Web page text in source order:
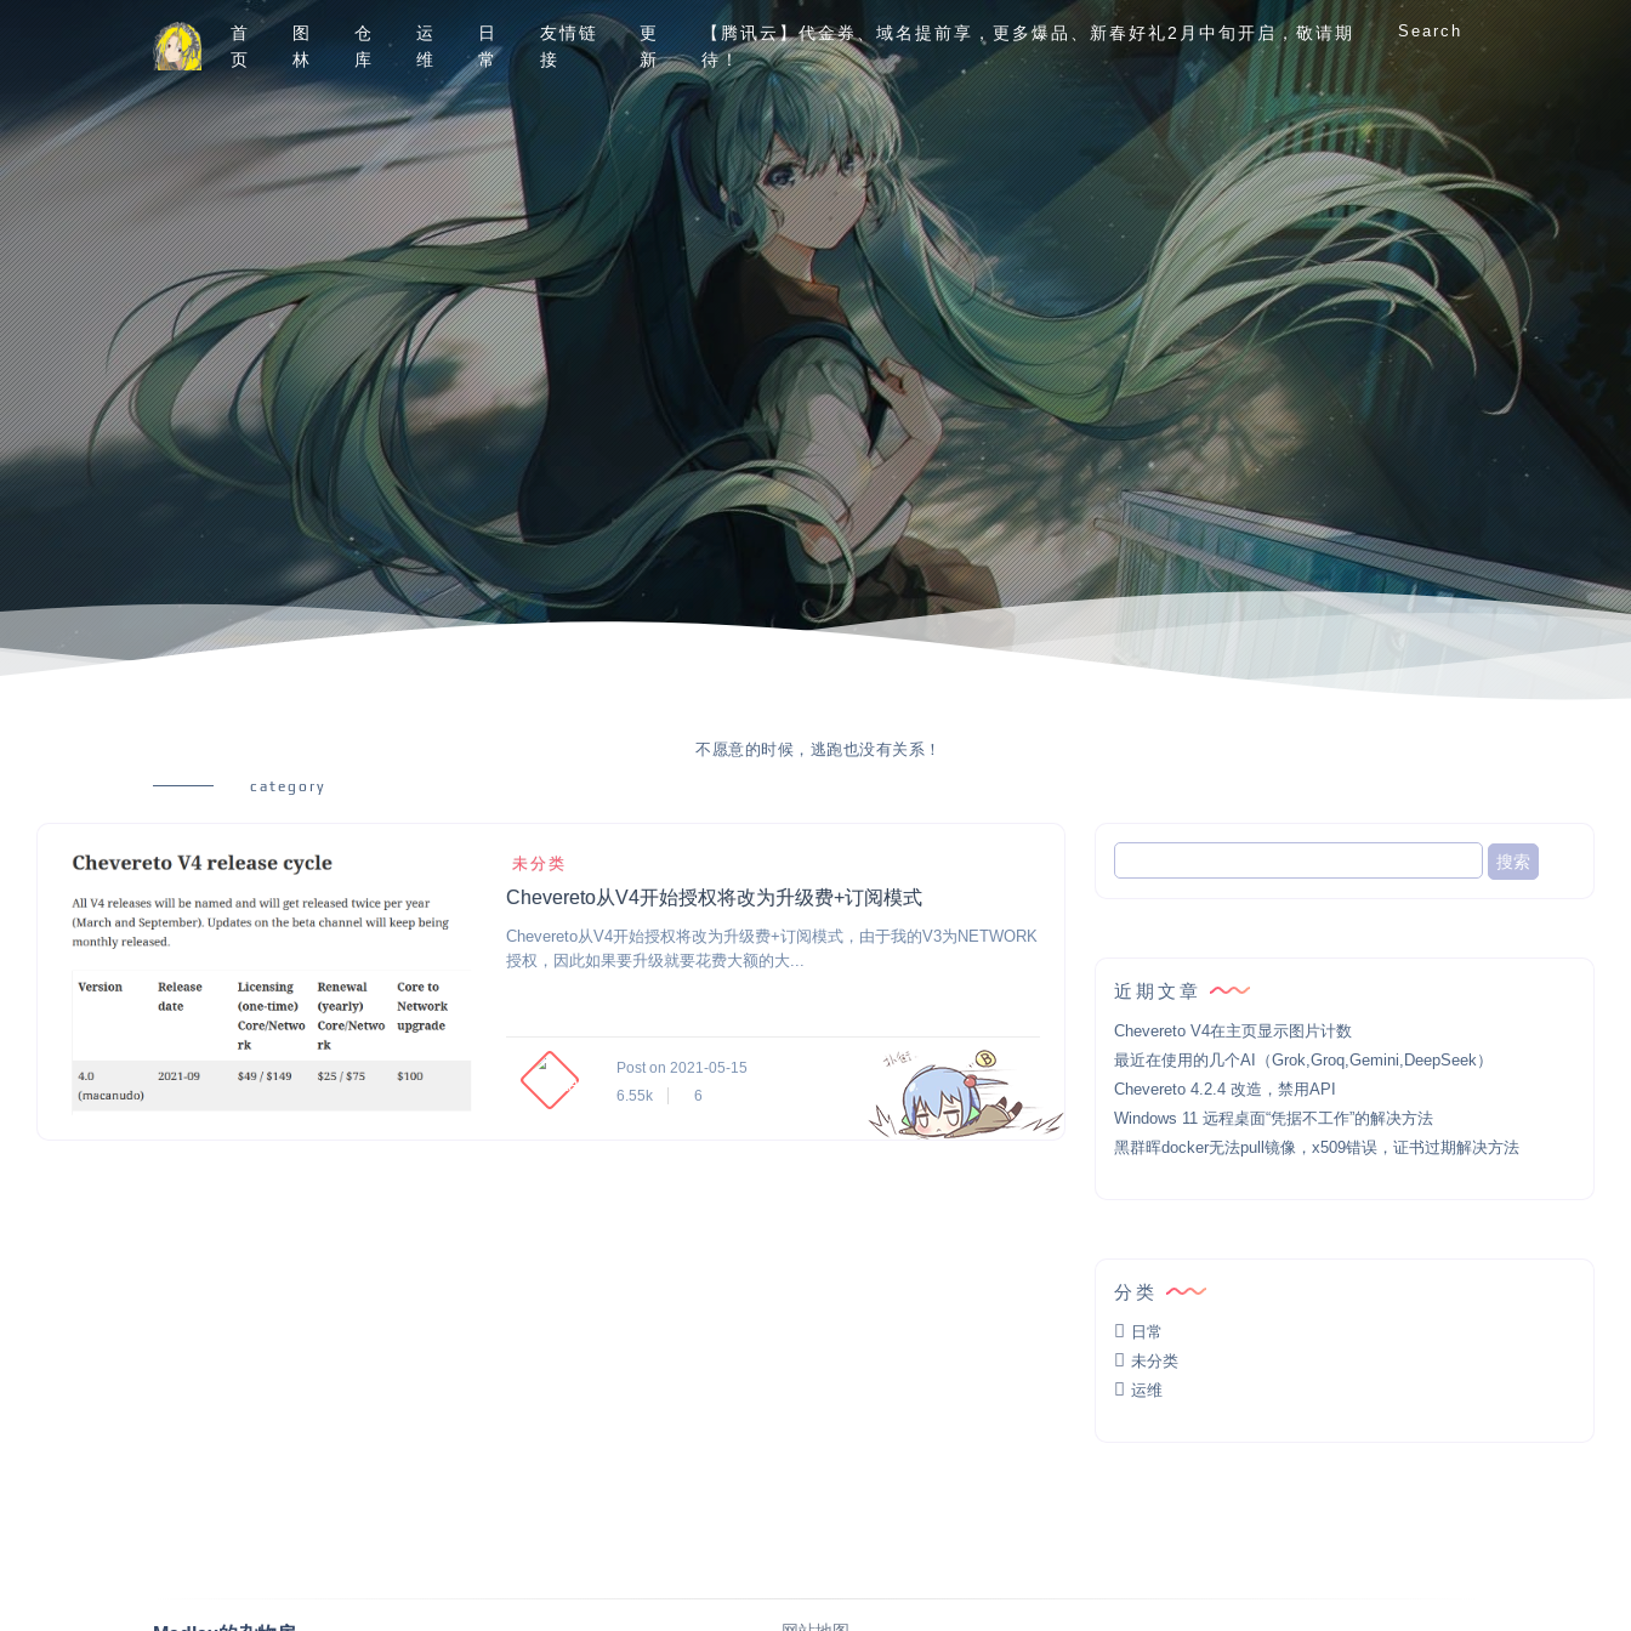
首
页
图
林
仓
库
运
维
日
常
友情链
接
更
新
【腾讯云】代金券、域名提前享，更多爆品、新春好礼2月中旬开启，敬请期
待！
Search
不愿意的时候，逃跑也没有关系！
category
未分类
Chevereto从V4开始授权将改为升级费+订阅模式
Chevereto从V4开始授权将改为升级费+订阅模式，由于我的V3为NETWORK
授权，因此如果要升级就要花费大额的大...
Post on 2021-05-15
6.55k
6
近期文章
Chevereto V4在主页显示图片计数
最近在使用的几个AI（Grok,Groq,Gemini,DeepSeek）
Chevereto 4.2.4 改造，禁用API
Windows 11 远程桌面“凭据不工作”的解决方法
黑群晖docker无法pull镜像，x509错误，证书过期解决方法
分类
日常
未分类
运维